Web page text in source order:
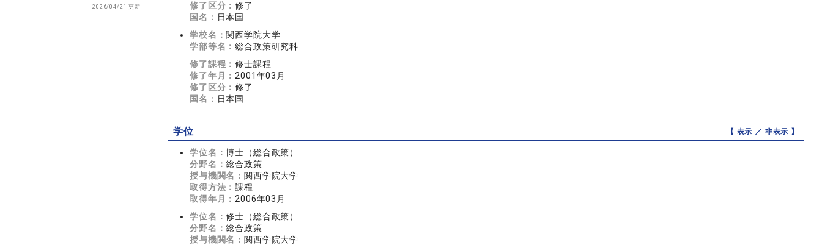
2026/04/21 更新
修了区分：修了
国名： 日本国
学校名： 関西学院大学
学部等名：総合政策研究科
修了課程：修士課程
修了年月： 2001年03月
修了区分：修了
国名： 日本国
学位 【 表示 ／ 非表示 】
学位名：博士（総合政策）
分野名：総合政策
授与機関名： 関西学院大学
取得方法：課程
取得年月： 2006年03月
学位名：修士（総合政策）
分野名：総合政策
授与機関名： 関西学院大学